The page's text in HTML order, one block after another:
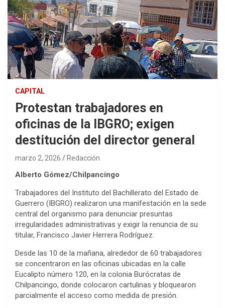
CAPITAL
Protestan trabajadores en
oficinas de la IBGRO; exigen
destitución del director general
marzo 2, 2026 Redacción
Alberto Gómez/Chilpancingo
Trabajadores del Instituto del Bachillerato del Estado de
Guerrero (IBGRO) realizaron una manifestación en la sede
central del organismo para denunciar presuntas
irregularidades administrativas y exigir la renuncia de su
titular, Francisco Javier Herrera Rodríguez.
Desde las 10 de la mañana, alrededor de 60 trabajadores
se concentraron en las oficinas ubicadas en la calle
Eucalipto número 120, en la colonia Burócratas de
Chilpancingo, donde colocaron cartulinas y bloquearon
parcialmente el acceso como medida de presión.